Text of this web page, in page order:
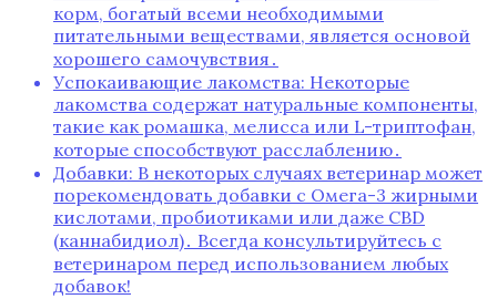
корм, богатый всеми необходимыми
питательными веществами, является основой
хорошего самочувствия․
Успокаивающие лакомства: Некоторые
лакомства содержат натуральные компоненты,
такие как ромашка, мелисса или L-триптофан,
которые способствуют расслаблению․
Добавки: В некоторых случаях ветеринар может
порекомендовать добавки с Омега-3 жирными
кислотами, пробиотиками или даже CBD
(каннабидиол)․ Всегда консультируйтесь с
ветеринаром перед использованием любых
добавок!